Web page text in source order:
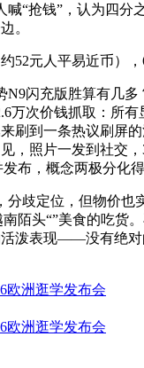
抢钱”，认为四分
。
元人平易近币），
闪充版胜算有几多
万次价钱抓取：所
刷到一条热议刷屏
，照片一发到社交
布，概念两极分化
定位，但物价也
陌头“”美食的吃货
泼表现——没有绝对
欧洲逛学发布会
欧洲逛学发布会